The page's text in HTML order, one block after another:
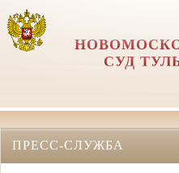
СУД
ПРЕСС-СЛУЖБА